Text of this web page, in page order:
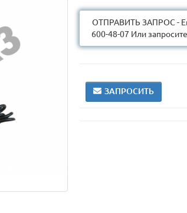
ОТПРАВИТЬ ЗАПРОС -
600-48-07 Или
ЗАПРОСИТЬ